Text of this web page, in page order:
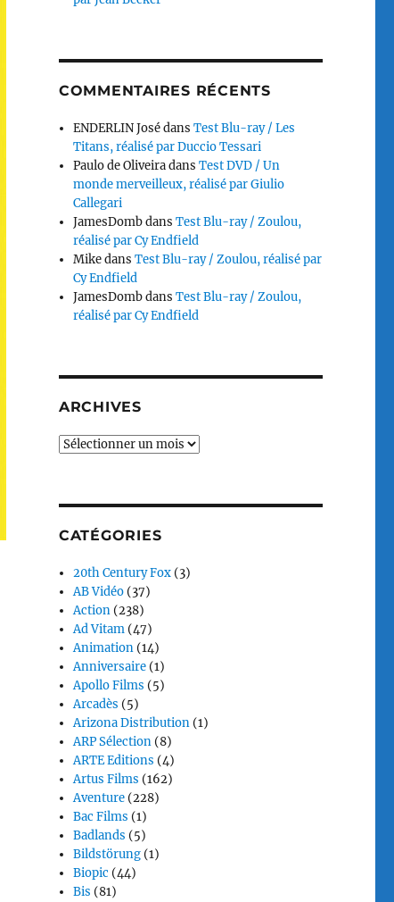
COMMENTAIRES RÉCENTS
ENDERLIN JosédansTest Blu-ray / Les
Titans, réalisé par Duccio Tessari
Paulo de OliveiradansTest DVD / Un
monde merveilleux, réalisé par Giulio
Callegari
JamesDombdansTest Blu-ray / Zoulou,
réalisé par Cy Endfield
MikedansTest Blu-ray / Zoulou, réalisé par
Cy Endfield
JamesDombdansTest Blu-ray / Zoulou,
réalisé par Cy Endfield
ARCHIVES
Archives
CATÉGORIES
20th Century Fox (3)
AB Vidéo (37)
Action (238)
Ad Vitam (47)
Animation (14)
Anniversaire (1)
Apollo Films (5)
Arcadès (5)
Arizona Distribution (1)
ARP Sélection (8)
ARTE Editions (4)
Artus Films (162)
Aventure (228)
Bac Films (1)
Badlands (5)
Bildstörung (1)
Biopic (44)
Bis (81)